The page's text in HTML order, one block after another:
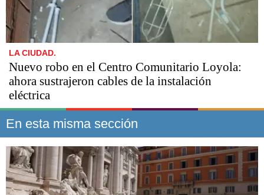
LA CIUDAD.
Nuevo robo en el Centro Comunitario Loyola:
ahora sustrajeron cables de la instalación
eléctrica
En esta misma sección